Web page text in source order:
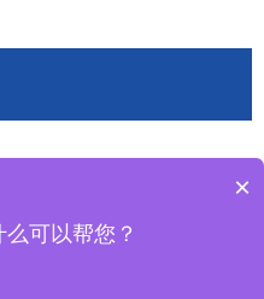
×
可以帮您？